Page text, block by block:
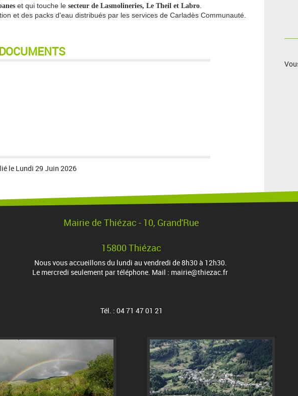
et qui touche le secteur de Lasmolineries, Le Theil et Labro.
et des packs d'eau distribués par les services de Carladès Communauté.
DOCUMENTS
le Lundi 29 Juin 2026
Mairie de Thiézac - 10, Grand'Rue
15800 Thiézac
Nous vous accueillons du lundi au vendredi de 8h30 à 12h30.
Le mercredi seulement par téléphone. Mail : mairie@thiezac.fr
Tél. : 04 71 47 01 21